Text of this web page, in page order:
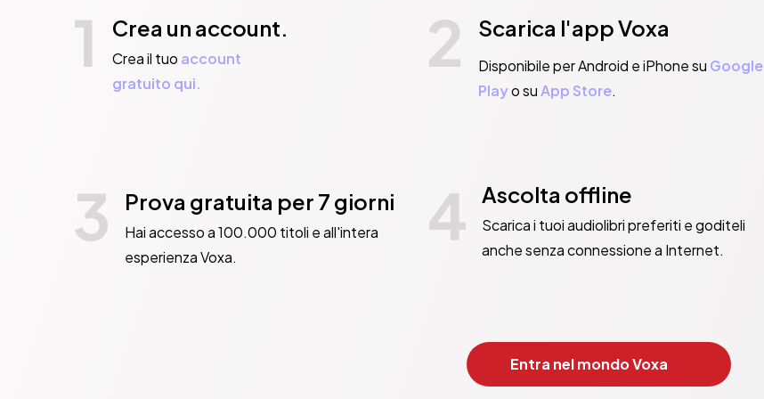
1 Crea un account.
Crea il tuo account
gratuito qui.
2 Scarica l'app Voxa
Disponibile per Android e iPhone su Google
Playo suApp Store.
3 Prova gratuita per 7 giorni
Hai accesso a 100.000 titoli e all'intera
esperienza Voxa.
4 Ascolta offline
Scarica i tuoi audiolibri preferiti e goditeli
anche senza connessione a Internet.
Entra nel mondo Voxa